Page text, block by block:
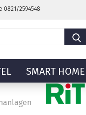
2594548
SMART HOME